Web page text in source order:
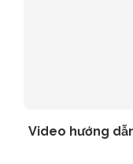
Video hướng